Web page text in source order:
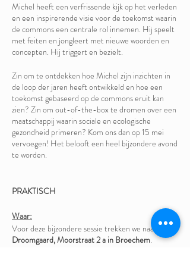
Michel heeft een verfrissende kijk op het verleden
en een inspirerende visie voor de toekomst waarin
de commons een centrale rol innemen. Hij speelt
met feiten en jongleert met nieuwe woorden en
concepten. Hij triggert en bezielt.
Zin om te ontdekken hoe Michel zijn inzichten in
de loop der jaren heeft ontwikkeld en hoe een
toekomst gebaseerd op de commons eruit kan
zien? Zin om out-of-the-box te dromen over een
maatschappij waarin sociale en ecologische
gezondheid primeren? Kom ons dan op 15 mei
vervoegen! Het belooft een heel bijzondere avond
te worden.
PRAKTISCH
Waar:
Voor deze bijzondere sessie trekken we naar de
Droomgaard, Moorstraat 2 a in Broechem.